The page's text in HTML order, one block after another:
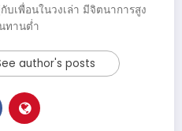
บเพื่อนในวงเล่า มีจิตนาการสูง
ทานต่ำ
author's posts